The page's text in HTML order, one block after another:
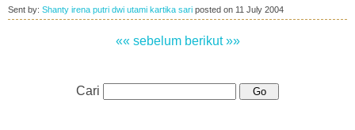
Sent by: Shanty irena putri dwi utami kartika sari posted on 11 July 2004
«« sebelum berikut »»
Cari